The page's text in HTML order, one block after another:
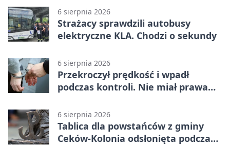
6 sierpnia 2026
Strażacy sprawdzili autobusy
elektryczne KLA. Chodzi o sekundy
6 sierpnia 2026
Przekroczył prędkość i wpadł
podczas kontroli. Nie miał prawa
6 sierpnia 2026
Tablica dla powstańców z gminy
Ceków-Kolonia odsłonięta podczas